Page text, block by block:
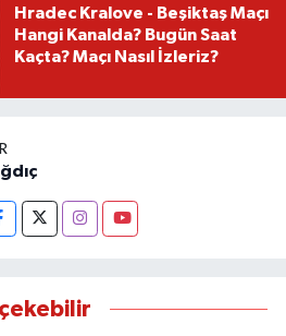
Hradec Kralove - Beşiktaş Maçı
Hangi Kanalda? Bugün Saat
Kaçta? Maçı Nasıl İzleriz?